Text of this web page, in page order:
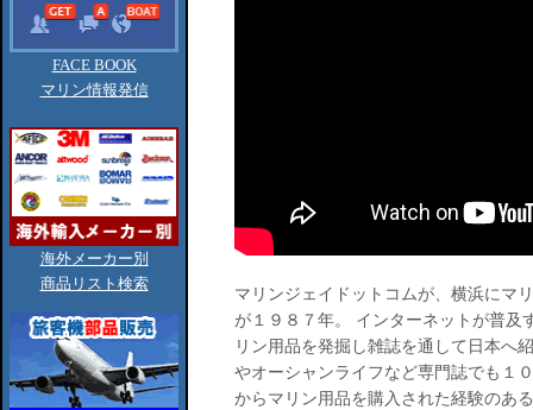
FACE BOOK
マリン情報発信
海外メーカー別
商品リスト検索
マリンジェイドットコムが、横浜にマ
が１９８７年。 インターネットが普及
リン用品を発掘し雑誌を通して日本へ
やオーシャンライフなど専門誌でも１
からマリン用品を購入された経験のあ